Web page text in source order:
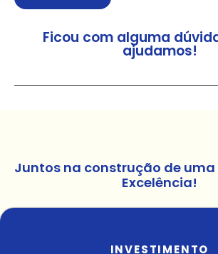
Ficou com alguma
ajudamos!
Juntos na construção de
Excelência!
INVESTIMENTO